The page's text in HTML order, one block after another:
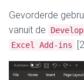
Gevorderde
vanuit de
Excel Add-ins